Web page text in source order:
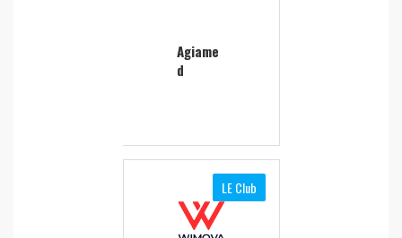
Agiame
d
LE Club